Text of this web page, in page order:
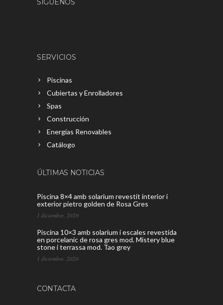
SÍGUENOS
SERVICIOS
Piscinas
Cubiertas y Enrolladores
Spas
Construcción
Energías Renovables
Catálogo
ÚLTIMAS NOTICIAS
Piscina 8×4 amb solarium revestit interior i
exterior pietro golden de Rosa Gres
1 diciembre, 2020
Piscina 10×3 amb solarium i escales revestida
en porcelanic de rosa gres mod. Mistery blue
stone i terrassa mod. Tao grey
1 diciembre, 2020
CONTACTA